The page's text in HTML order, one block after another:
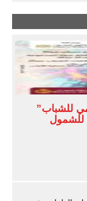
للشباب”
للشمول